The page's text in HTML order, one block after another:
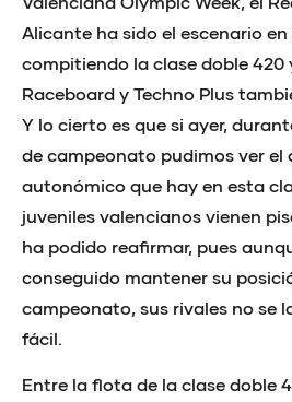
Alicante ha sido el escenario
compitiendo la clase doble 420
Raceboard y Techno Plus
Y lo cierto es que si ayer,
de campeonato pudimos ver el
autonómico que hay en esta
juveniles valencianos vienen
ha podido reafirmar, pues
conseguido mantener su
campeonato, sus rivales no se
fácil.
Entre la flota de la clase doble